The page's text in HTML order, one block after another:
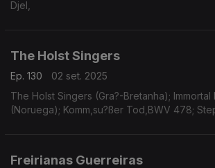
Djel,
The Holst Singers
Ep. 130
02 set. 2025
The Holst Singers (Gra?-Bretanha); Immortal
(Noruega); Komm,su?ßer Tod,BWV 478;
Freirianas Guerreiras